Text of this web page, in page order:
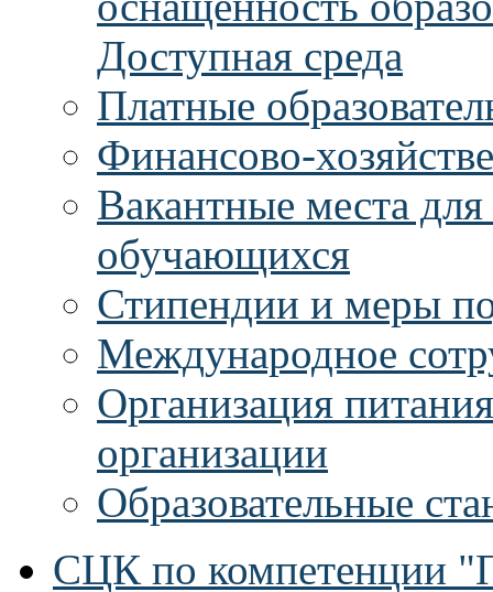
Доступная среда
Платные
Финансово-
Вакантные места
обучающихся
Стипендии и меры
Международное
Организация
организации
Образовательные
СЦК по компетенции